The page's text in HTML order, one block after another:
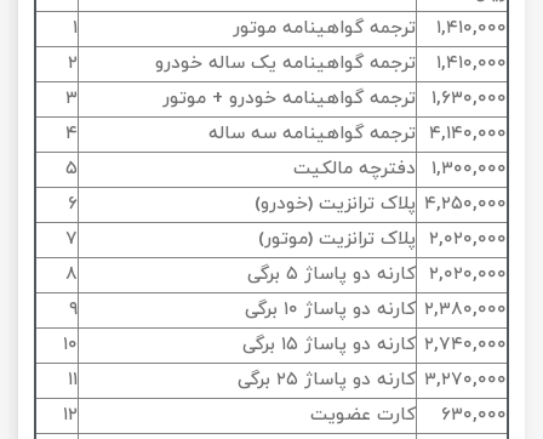
۱,۴۱۰,۰۰۰ ترجمه گواهینامه موتور
۱
۱,۴۱۰,۰۰۰
ترجمه گواهینامه یک ساله خودرو
۲
۱,۶۳۰,۰۰۰
ترجمه گواهینامه خودرو + موتور
۳
۴,۱۴۰,۰۰۰ ترجمه گواهینامه سه ساله
۴
۱,۳۰۰,۰۰۰
دفترچه مالکیت
۵
۴,۲۵۰,۰۰۰ پلاک ترانزیت (خودرو)
۶
۲,۰۲۰,۰۰۰ پلاک ترانزیت (موتور)
۷
۲,۰۲۰,۰۰۰ کارنه دو پاساژ ۵ برگی
۸
۲,۳۸۰,۰۰۰ کارنه دو پاساژ ۱۰ برگی
۹
۲,۷۴۰,۰۰۰ کارنه دو پاساژ ۱۵ برگی
۱۰
۳,۲۷۰,۰۰۰ کارنه دو پاساژ ۲۵ برگی
۱۱
۶۳۰,۰۰۰
کارت عضویت
۱۲